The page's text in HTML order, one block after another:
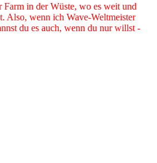
in der Wüste, wo es weit und
Also, wenn ich Wave-Weltmeister
du es auch, wenn du nur willst -